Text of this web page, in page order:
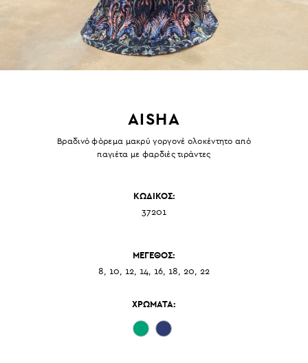
AISHA
Βραδινό φόρεμα μακρύ γοργονέ ολοκέντητο από
παγιέτα με φαρδιές τιράντες
ΚΩΔΙΚΟΣ:
37201
ΜΕΓΕΘΟΣ:
8, 10, 12, 14, 16, 18, 20, 22
ΧΡΩΜΑΤΑ: